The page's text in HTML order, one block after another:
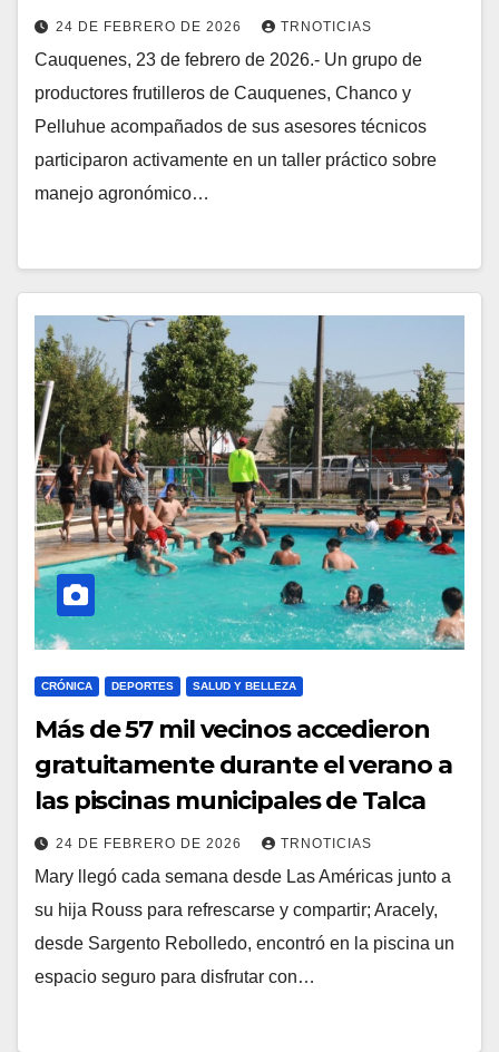
24 DE FEBRERO DE 2026 TRNOTICIAS
Cauquenes, 23 de febrero de 2026.- Un grupo de
productores frutilleros de Cauquenes, Chanco y
Pelluhue acompañados de sus asesores técnicos
participaron activamente en un taller práctico sobre
manejo agronómico…
CRÓNICA DEPORTES SALUD Y BELLEZA
Más de 57 mil vecinos accedieron
gratuitamente durante el verano a
las piscinas municipales de Talca
24 DE FEBRERO DE 2026 TRNOTICIAS
Mary llegó cada semana desde Las Américas junto a
su hija Rouss para refrescarse y compartir; Aracely,
desde Sargento Rebolledo, encontró en la piscina un
espacio seguro para disfrutar con…